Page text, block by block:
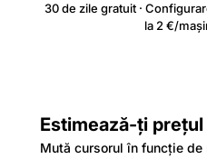
30 de zile gratuit ·
la 2 €/
Estimează-ți
Mută cursorul în funcție de